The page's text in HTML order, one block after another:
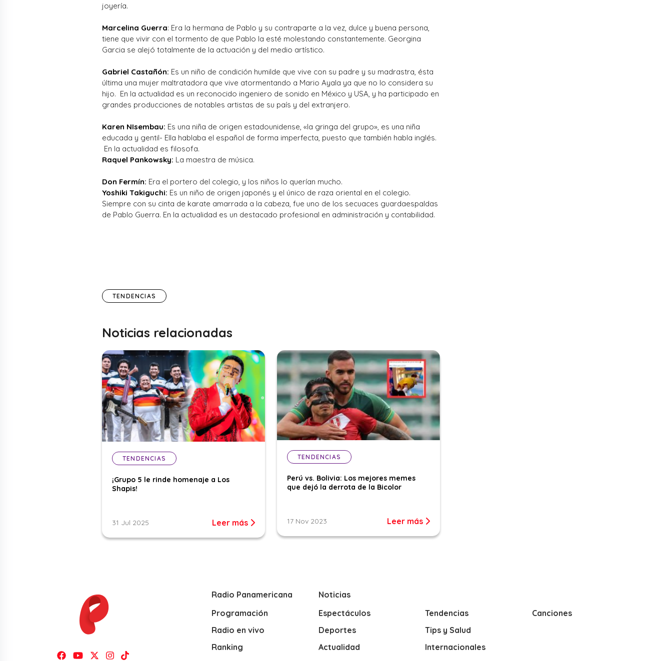
joyería.
Marcelina Guerra: Era la hermana de Pablo y su contraparte a la vez, dulce y buena persona,
tiene que vivir con el tormento de que Pablo la esté molestando constantemente. Georgina
Garcia se alejó totalmente de la actuación y del medio artístico.
Gabriel Castañón: Es un niño de condición humilde que vive con su padre y su madrastra, ésta
última una mujer maltratadora que vive atormentando a Mario Ayala ya que no lo considera su
hijo. En la actualidad es un reconocido ingeniero de sonido en México y USA, y ha participado en
grandes producciones de notables artistas de su país y del extranjero.
Karen NIsembau: Es una niña de origen estadounidense, «la gringa del grupo», es una niña
educada y gentil- Ella hablaba el español de forma imperfecta, puesto que también habla inglés.
En la actualidad es filosofa.
Raquel Pankowsky: La maestra de música.
Don Fermín: Era el portero del colegio, y los niños lo querían mucho.
Yoshiki Takiguchi: Es un niño de origen japonés y el único de raza oriental en el colegio.
Siempre con su cinta de karate amarrada a la cabeza, fue uno de los secuaces guardaespaldas
de Pablo Guerra. En la actualidad es un destacado profesional en administración y contabilidad.
TENDENCIAS
Noticias relacionadas
TENDENCIAS
¡Grupo 5 le rinde homenaje a Los
Shapis!
31 Jul 2025 Leer más
TENDENCIAS
Perú vs. Bolivia: Los mejores memes
que dejó la derrota de la Bicolor
17 Nov 2023 Leer más
Radio Panamericana
Programación
Radio en vivo
Ranking
Noticias
Espectáculos
Deportes
Actualidad
Tendencias
Tips y Salud
Internacionales
Canciones